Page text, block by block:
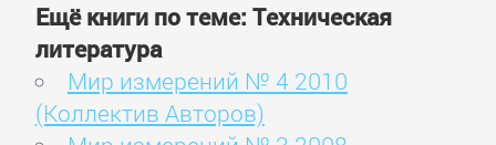
Ещё книги по теме: Техническая
литература
Мир измерений № 4 2010
(Коллектив Авторов)